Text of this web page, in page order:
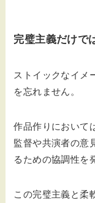
完璧主義だけで
ストイックなイメ
を忘れません。
作品作りにおいて
監督や共演者の意
るための協調性を
この完璧主義と柔